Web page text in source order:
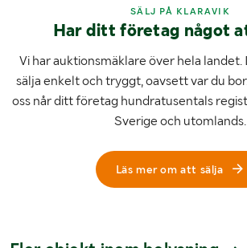
SÄLJ PÅ KLARAVIK
Har ditt företag något
Vi har auktionsmäklare över hela
sälja enkelt och tryggt, oavsett var du
oss når ditt företag hundratusentals
Sverige och utomlands.
Läs mer om att sälja